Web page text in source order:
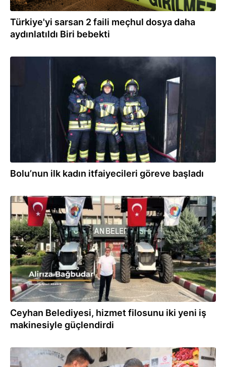
Türkiye'yi sarsan 2 faili meçhul dosya daha
aydınlatıldı Biri bebekti
Bolu’nun ilk kadın itfaiyecileri göreve başladı
30.07.2026
Ceyhan Belediyesi, hizmet filosunu iki yeni iş
makinesiyle güçlendirdi
30.07.2026